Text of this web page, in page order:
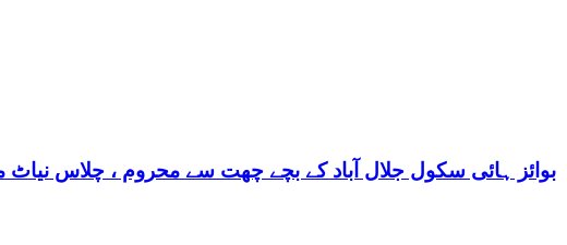
بوائز ہائی سکول جلال آباد کے بچے چھت سے محروم ، چلاس نیاٹ